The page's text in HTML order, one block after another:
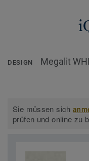
DESIGN Megalit
Sie müssen sich
prüfen und online zu